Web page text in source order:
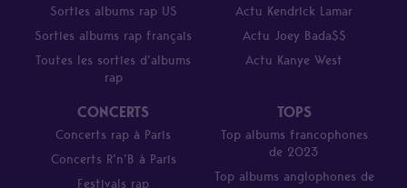
Sorties albums rap US
Sorties albums rap français
Toutes les sorties d’albums
rap
Actu Kendrick Lamar
Actu Joey Bada$$
Actu Kanye West
CONCERTS
Concerts rap à Paris
Concerts R’n’B à Paris
Festivals rap
TOPS
Top albums francophones
de 2023
Top albums anglophones de